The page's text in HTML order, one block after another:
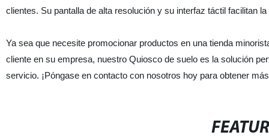
clientes. Su pantalla de alta resolución y su interfaz táctil facilitan
Ya sea que necesite promocionar productos en una tienda
cliente en su empresa, nuestro Quiosco de suelo es la solución
servicio. ¡Póngase en contacto con nosotros hoy para obtener